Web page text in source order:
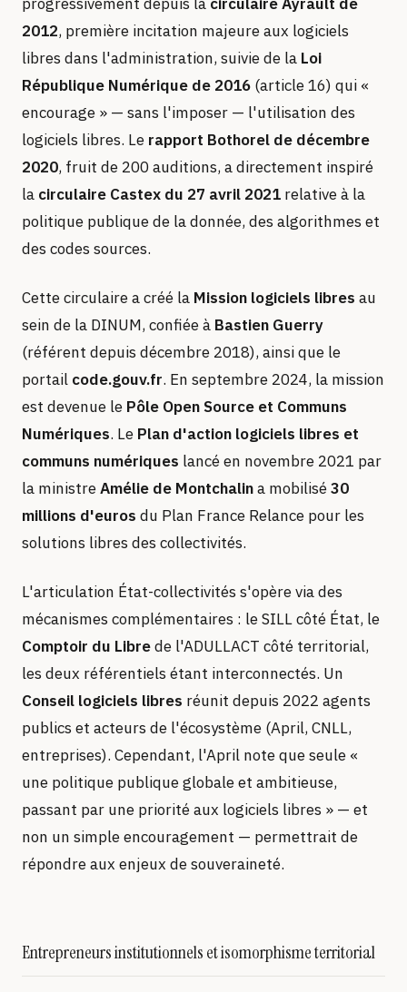
2012, première incitation majeure aux logiciels
libres dans l'administration, suivie de la Loi
République Numérique de 2016 (article 16) qui «
encourage » — sans l'imposer — l'utilisation des
logiciels libres. Le rapport Bothorel de décembre
2020, fruit de 200 auditions, a directement inspiré
la circulaire Castex du 27 avril 2021 relative à la
politique publique de la donnée, des algorithmes et
des codes sources.
Cette circulaire a créé la Mission logiciels libres au
sein de la DINUM, confiée à Bastien Guerry
(référent depuis décembre 2018), ainsi que le
portail code.gouv.fr. En septembre 2024, la mission
est devenue le Pôle Open Source et Communs
Numériques. Le Plan d'action logiciels libres et
communs numériques lancé en novembre 2021 par
la ministreAmélie de Montchalina mobilisé30
millions d'euros du Plan France Relance pour les
solutions libres des collectivités.
L'articulation État-collectivités s'opère via des
mécanismes complémentaires : le SILL côté État, le
Comptoir du Librede l'ADULLACT côté territorial,
les deux référentiels étant interconnectés. Un
Conseil logiciels libres réunit depuis 2022 agents
publics et acteurs de l'écosystème (April, CNLL,
entreprises). Cependant, l'April note que seule «
une politique publique globale et ambitieuse,
passant par une priorité aux logiciels libres » — et
non un simple encouragement — permettrait de
répondre aux enjeux de souveraineté.
Entrepreneurs institutionnels et isomorphisme territorial